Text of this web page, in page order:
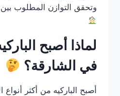
وتحقق التوازن المطلوب
لماذا أصبح
في الشارقة؟
أصبح الباركيه من أكثر